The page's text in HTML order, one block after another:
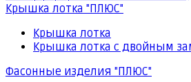
Крышка лотка "ПЛЮС"
Крышка лотка
Крышка лотка с двойным
Фасонные изделия "ПЛЮС"